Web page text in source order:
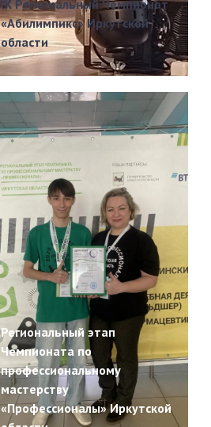
IX Региональный Чемпионат
«Абилимпикс» Иркутской
области
Региональный этап
Чемпионата по
профессиональному
мастерству
«Профессионалы» Иркутской